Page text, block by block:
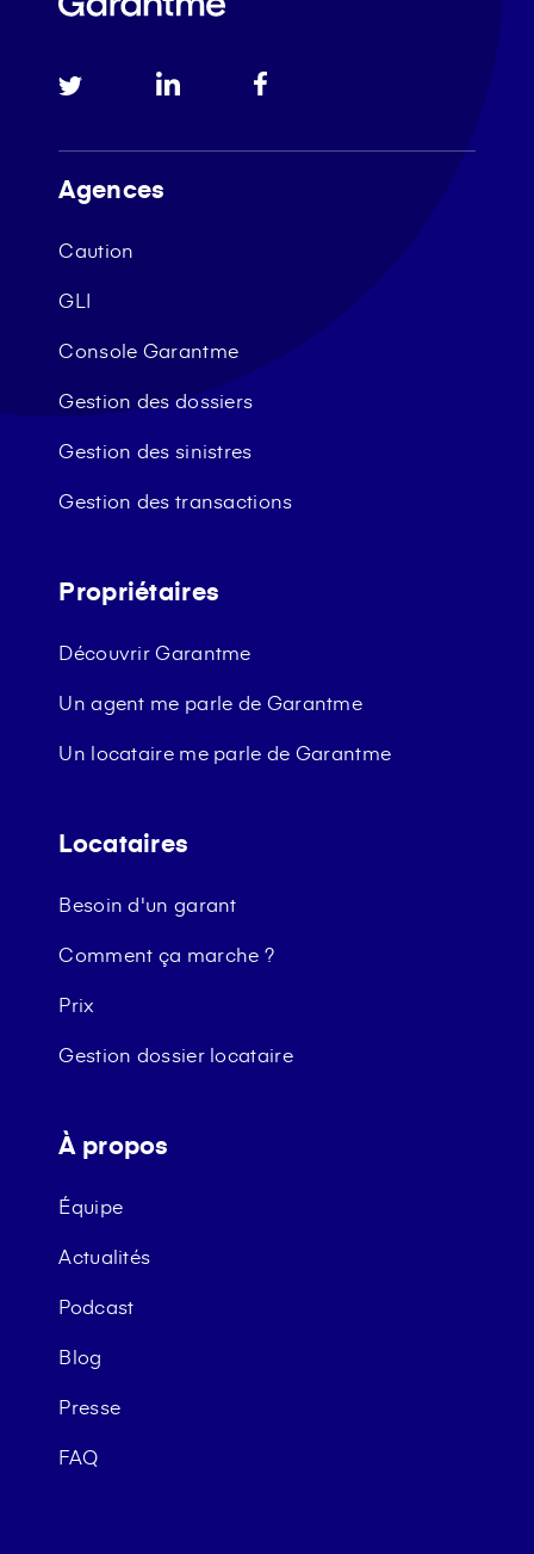
Agences
Caution
GLI
Console Garantme
Gestion des dossiers
Gestion des sinistres
Gestion des transactions
Propriétaires
Découvrir Garantme
Un agent me parle de Garantme
Un locataire me parle de Garantme
Locataires
Besoin d'un garant
Comment ça marche ?
Prix
Gestion dossier locataire
À propos
Équipe
Actualités
Podcast
Blog
Presse
FAQ